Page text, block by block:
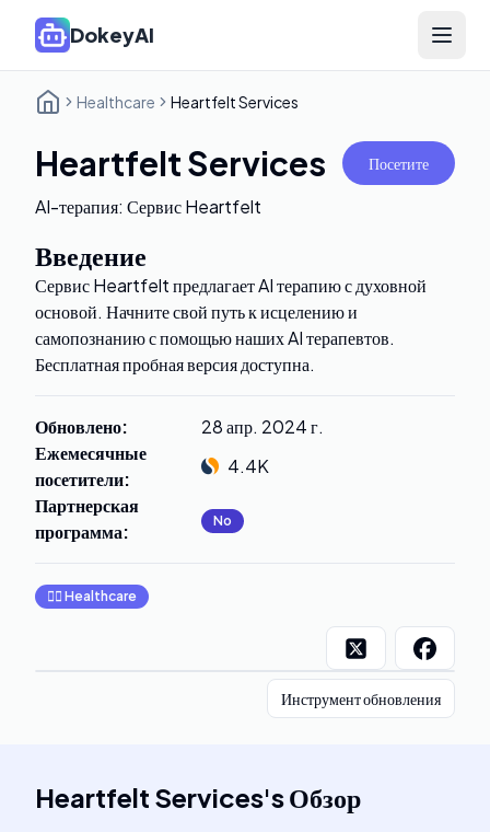
DokeyAI Open
Healthcare Heartfelt Services
Heartfelt Services Посетите
AI-терапия: Сервис Heartfelt
Введение
Сервис Heartfelt предлагает AI терапию с духовной
основой. Начните свой путь к исцелению и
самопознанию с помощью наших AI терапевтов.
Бесплатная пробная версия доступна.
Обновлено:
28 апр. 2024 г.
Ежемесячные
посетители:
4.4K
Партнерская
программа: No
👩‍⚕️ Healthcare
Инструмент обновления
Heartfelt Services'sОбзор